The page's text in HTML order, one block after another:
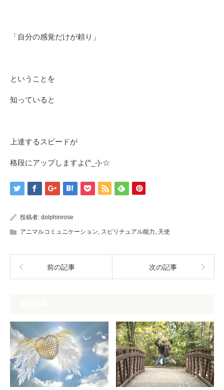
「自分の感覚だけが頼り」
ということを
知っていると
上達するスピードが
格段にアップしますよ(^_-)-☆
投稿者: dolphinrose
アニマルコミュニケーション, スピリチュアル能力, 天使
前の記事 次の記事